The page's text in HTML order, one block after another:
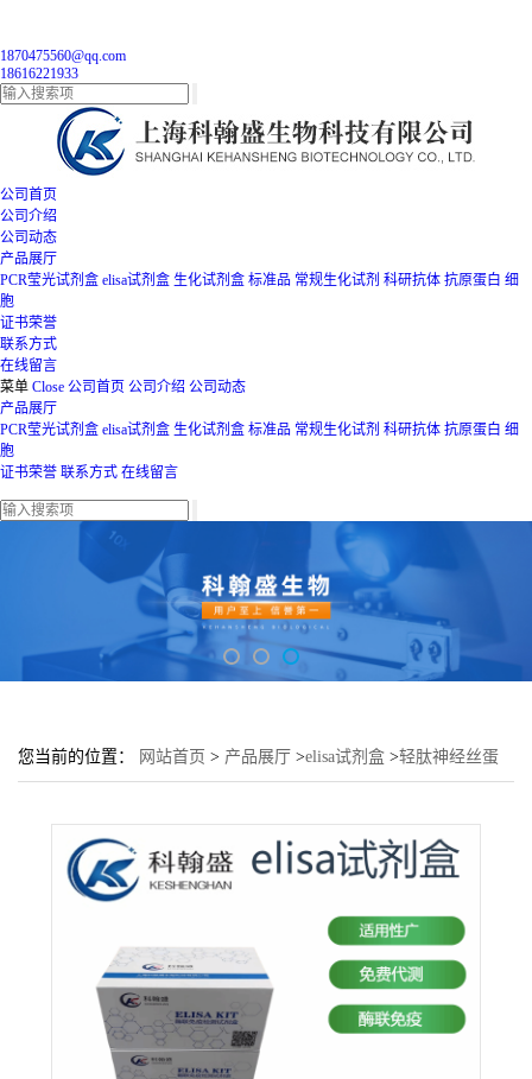
1870475560@qq.com
18616221933
公司首页
公司介绍
公司动态
产品展厅
PCR莹光试剂盒 elisa试剂盒 生化试剂盒 标准品 常规生化试剂 科研抗体 抗原蛋白 细
胞
证书荣誉
联系方式
在线留言
菜单 Close 公司首页 公司介绍 公司动态
产品展厅
PCR莹光试剂盒 elisa试剂盒 生化试剂盒 标准品 常规生化试剂 科研抗体 抗原蛋白 细
胞
证书荣誉 联系方式 在线留言
您当前的位置： 网站首页 > 产品展厅 >elisa试剂盒 >轻肽神经丝蛋